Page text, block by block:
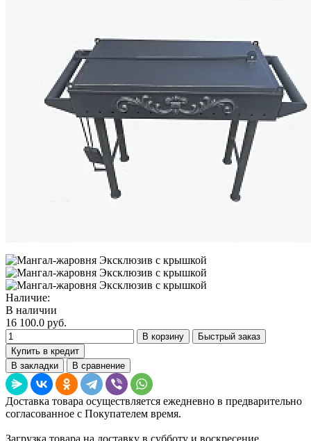
Наличие:
В наличии
16 100.0 руб.
В корзину
Быстрый заказ
Купить в кредит
В закладки
В сравнение
Доставка товара осуществляется ежедневно в предварительно
согласованное с Покупателем время.
Загрузка товара на доставку в субботу и воскресение